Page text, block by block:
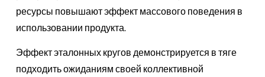
ресурсы повышают эффект массового поведения в
использовании продукта.
Эффект эталонных кругов демонстрируется в тяге
подходить ожиданиям своей коллективной